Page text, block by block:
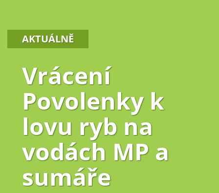
AKTUÁLNĚ
Vrácení
Povolenky k
lovu ryb na
vodách MP a
sumáře